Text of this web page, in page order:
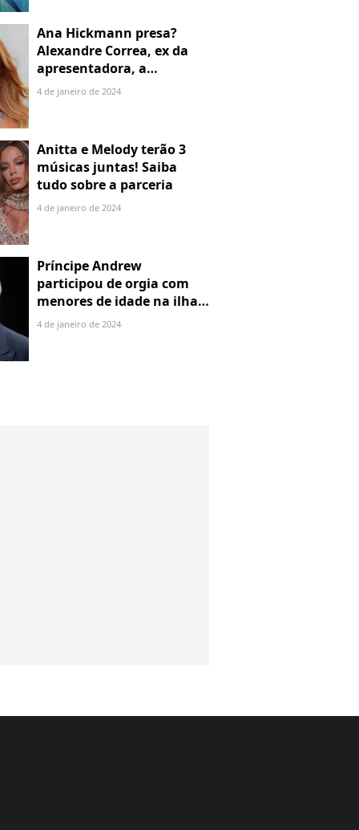
Ana Hickmann presa?
Alexandre Correa, ex da
apresentadora, a
denuncia por alienação
4 de janeiro de 2024
Anitta e Melody terão 3
músicas juntas! Saiba
tudo sobre a parceria
4 de janeiro de 2024
Príncipe Andrew
participou de orgia com
menores de idade na ilha
de Jeffrey Epstein, chefe de
4 de janeiro de 2024